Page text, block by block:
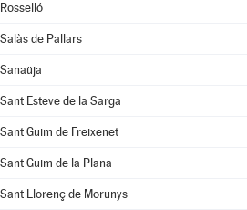
Rosselló
Salàs de Pallars
Sanaüja
Sant Esteve de la Sarga
Sant Guim de Freixenet
Sant Guim de la Plana
Sant Llorenç de Morunys